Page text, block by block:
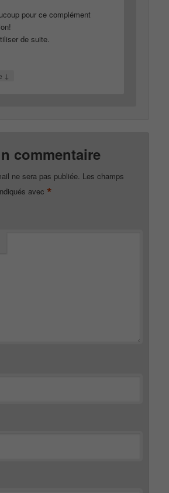
pour ce complément
de suite.
↓
commentaire
ne sera pas publiée. Les champs
avec *